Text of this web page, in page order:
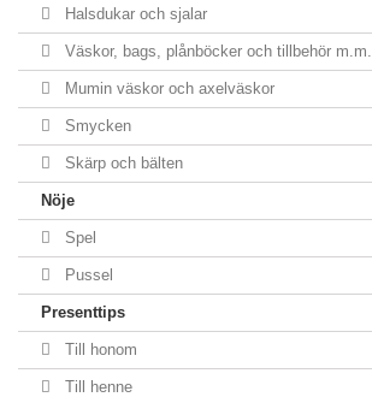
Halsdukar och sjalar
Väskor, bags, plånböcker och tillbehör m.m.
Mumin väskor och axelväskor
Smycken
Skärp och bälten
Nöje
Spel
Pussel
Presenttips
Till honom
Till henne